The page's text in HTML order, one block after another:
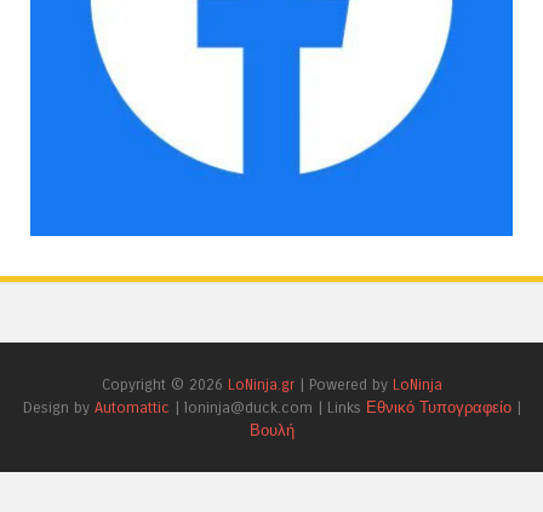
Copyright © 2026 LoNinja.gr| Powered by LoNinja
Design by Automattic | loninja@duck.com | Links Εθνικό Τυπογραφείο|
Βουλή